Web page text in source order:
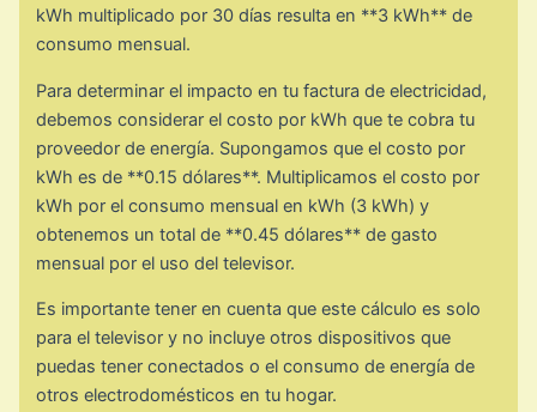
kWh multiplicado por 30 días resulta en **3 kWh** de
consumo mensual.
Para determinar el impacto en tu factura de electricidad,
debemos considerar el costo por kWh que te cobra tu
proveedor de energía. Supongamos que el costo por
kWh es de **0.15 dólares**. Multiplicamos el costo por
kWh por el consumo mensual en kWh (3 kWh) y
obtenemos un total de **0.45 dólares** de gasto
mensual por el uso del televisor.
Es importante tener en cuenta que este cálculo es solo
para el televisor y no incluye otros dispositivos que
puedas tener conectados o el consumo de energía de
otros electrodomésticos en tu hogar.